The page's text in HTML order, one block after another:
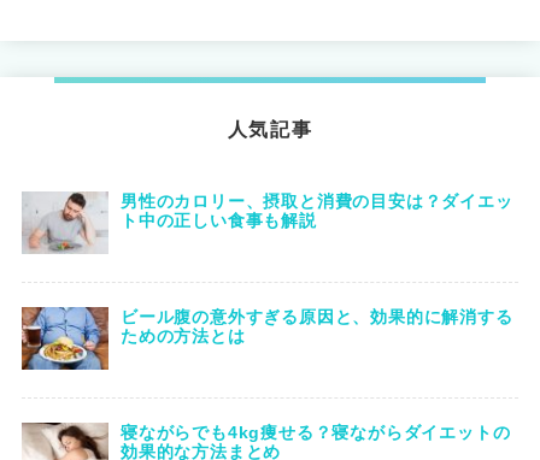
人気記事
男性のカロリー、摂取と消費の目安は？ダイエッ
ト中の正しい食事も解説
ビール腹の意外すぎる原因と、効果的に解消する
ための方法とは
寝ながらでも4kg痩せる？寝ながらダイエットの
効果的な方法まとめ